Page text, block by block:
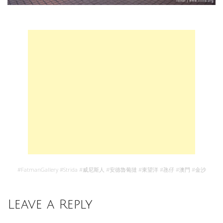
#FatmanGallery#Strida #威尼斯人 #安德魯葡撻 #東望洋 #氹仔 #澳門 #金沙
Leave a Reply